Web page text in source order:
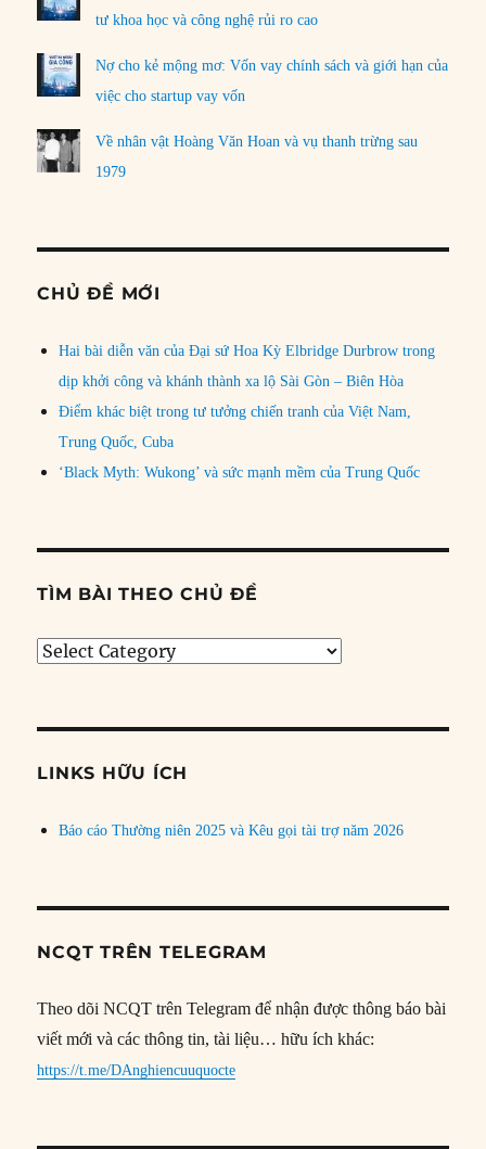
tư khoa học và công nghệ rủi ro cao
Nợ cho kẻ mộng mơ: Vốn vay chính sách và giới hạn của
việc cho startup vay vốn
Về nhân vật Hoàng Văn Hoan và vụ thanh trừng sau
1979
CHỦ ĐỀ MỚI
Hai bài diễn văn của Đại sứ Hoa Kỳ Elbridge Durbrow trong
dịp khởi công và khánh thành xa lộ Sài Gòn – Biên Hòa
Điểm khác biệt trong tư tưởng chiến tranh của Việt Nam,
Trung Quốc, Cuba
‘Black Myth: Wukong’ và sức mạnh mềm của Trung Quốc
TÌM BÀI THEO CHỦ ĐỀ
Tìm
đề
LINKS HỮU ÍCH
Báo cáo Thường niên 2025 và Kêu gọi tài trợ năm 2026
NCQT TRÊN TELEGRAM
Theo dõi NCQT trên Telegram để nhận được thông báo bài
viết mới và các thông tin, tài liệu… hữu ích khác:
https://t.me/DAnghiencuuquocte